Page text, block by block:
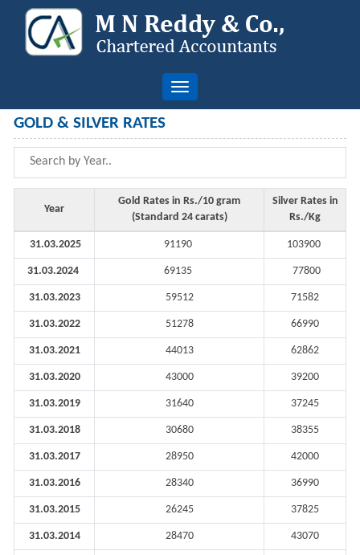
Toggle
navigation
GOLD & SILVER RATES
Year
Gold Rates in Rs./10 gram
(Standard 24 carats)
Silver Rates in
Rs./Kg
31.03.2025 91190 103900
31.03.2024 69135 77800
31.03.2023 59512 71582
31.03.2022 51278 66990
31.03.2021 44013 62862
31.03.2020 43000 39200
31.03.2019 31640 37245
31.03.2018 30680 38355
31.03.2017 28950 42000
31.03.2016 28340 36990
31.03.2015 26245 37825
31.03.2014 28470 43070